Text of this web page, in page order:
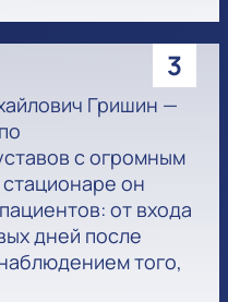
3
Гришин —
с огромным
он
от входа
дней после
того,